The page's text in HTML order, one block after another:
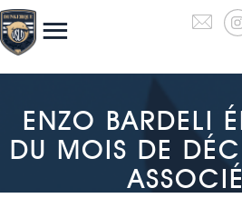
ENZO BARDELI
DU MOIS DE